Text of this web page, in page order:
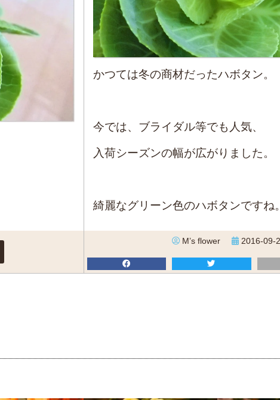
かつては冬の商材だったハボタン。
今では、ブライダル等でも人気、
入荷シーズンの幅が広がりました。
綺麗なグリーン色のハボタンですね。
M’s flower 2016-09-